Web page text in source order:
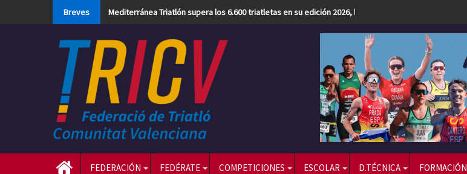
Breves Mediterránea Triatlón supera los 6.600 triatletas en su edición 2026, la más numerosa hasta la fecha
FEDERACIÓN FEDÉRATE COMPETICIONES ESCOLAR D.TÉCNICA FORMACIÓN